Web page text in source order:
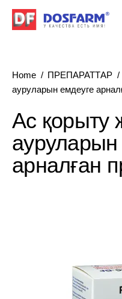
Home ПРЕПАРАТТАР
ауруларын емдеуге
Ас қорыту
арналған